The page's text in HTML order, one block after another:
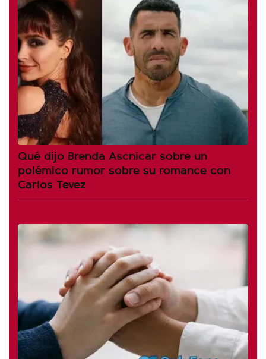
Qué dijo Brenda Ascnicar sobre un
polémico rumor sobre su romance con
Carlos Tevez